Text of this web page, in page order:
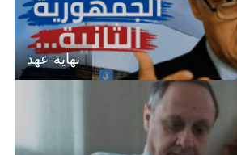
نهاية عهد